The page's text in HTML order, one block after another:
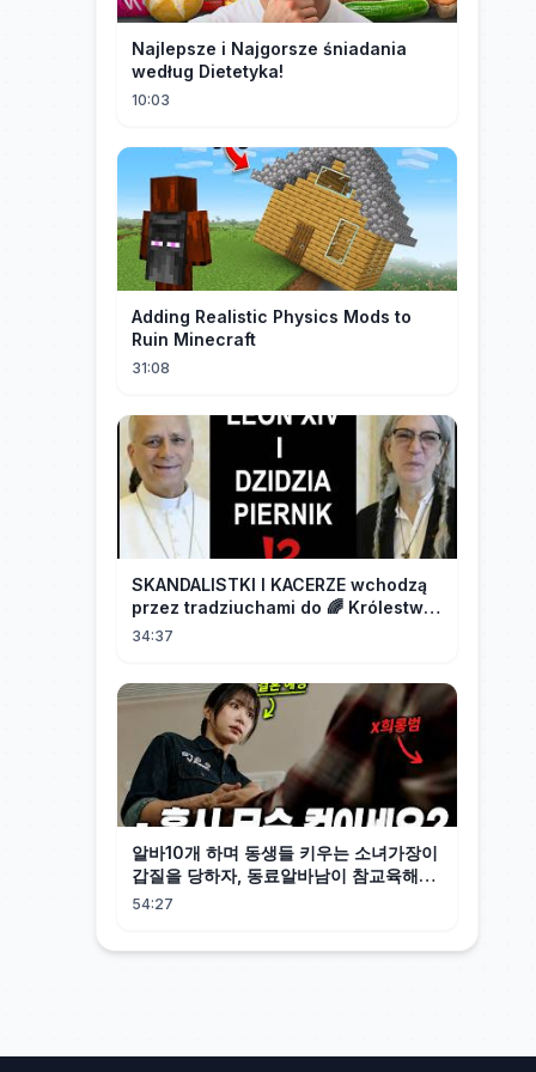
Najlepsze i Najgorsze śniadania
według Dietetyka!
10:03
Adding Realistic Physics Mods to
Ruin Minecraft
31:08
SKANDALISTKI I KACERZE wchodzą
przez tradziuchami do 🌈 Królestwa
Synodalnego❗❗❗
34:37
알바10개 하며 동생들 키우는 소녀가장이
갑질을 당하자, 동료알바남이 참교육해줬
다 그런데, 깽값 무한 제공 초재벌의 아들
54:27